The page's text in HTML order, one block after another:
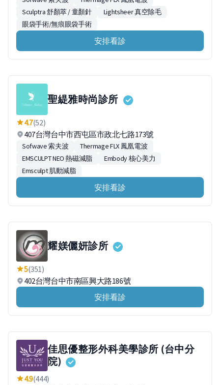
Sculptra 舒顏萃 / 童顏針
Lightsheer 真空除毛
眼袋手術/無痕眼袋手術
安排看診
聖緹雅時尚診所
4.7(52)
407台灣台中市西屯區市政北七路173號
Sofwave 索夫波
Thermage FLX 鳳凰電波
EMSCULPT NEO 熱磁減脂
Embody 核心美力
Emsculpt 肌動減脂
安排看診
耀媄儷妍診所
5(351)
402台灣台中市南區興大路186號
安排看診
佳思優整形外科美學診所 (台中分
院)
4.9(444)